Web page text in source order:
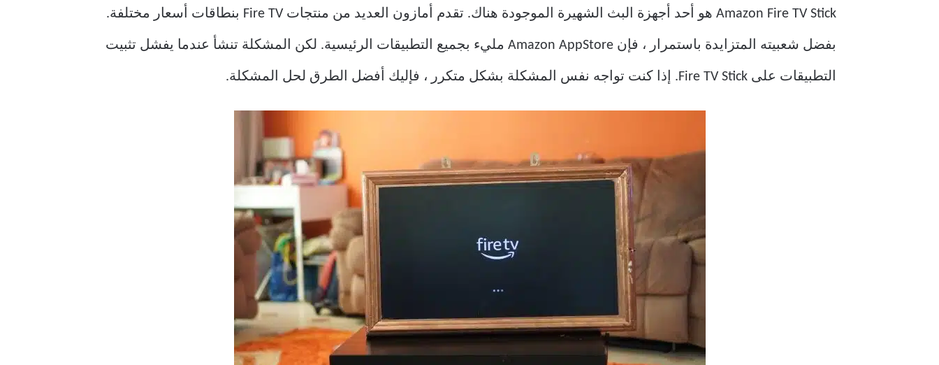
Amazon Fire TV Stick هو أحد أجهزة البث الشهيرة الموجودة هناك. تقدم أمازون العديد من منتجات Fire TV بنطاقات أسعار مختلفة.
بفضل شعبيته المتزايدة باستمرار ، فإن Amazon AppStore مليء بجميع التطبيقات الرئيسية. لكن المشكلة تنشأ عندما يفشل تثبيت
التطبيقات على Fire TV Stick. إذا كنت تواجه نفس المشكلة بشكل متكرر ، فإليك أفضل الطرق لحل المشكلة.